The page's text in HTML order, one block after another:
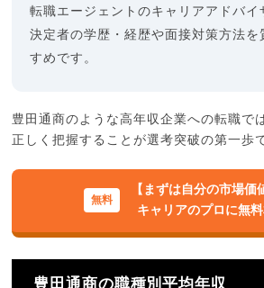
転職エージェントのキャリアアドバイ
決定者の学歴・経歴や面接対策方法を
すめです。
豊田通商のような高年収企業への転職で
正しく把握することが選考突破の第一歩
【まずは自分の市場価
キャリアのプロに無
豊田通商の職種別平均年収